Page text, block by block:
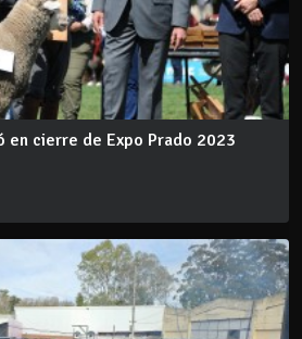
en cierre de Expo Prado 2023